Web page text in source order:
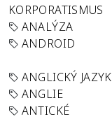
KORPORATISMUS
ANALÝZA
ANDROID
ANGLICKÝ JAZYK
ANGLIE
ANTICKÉ